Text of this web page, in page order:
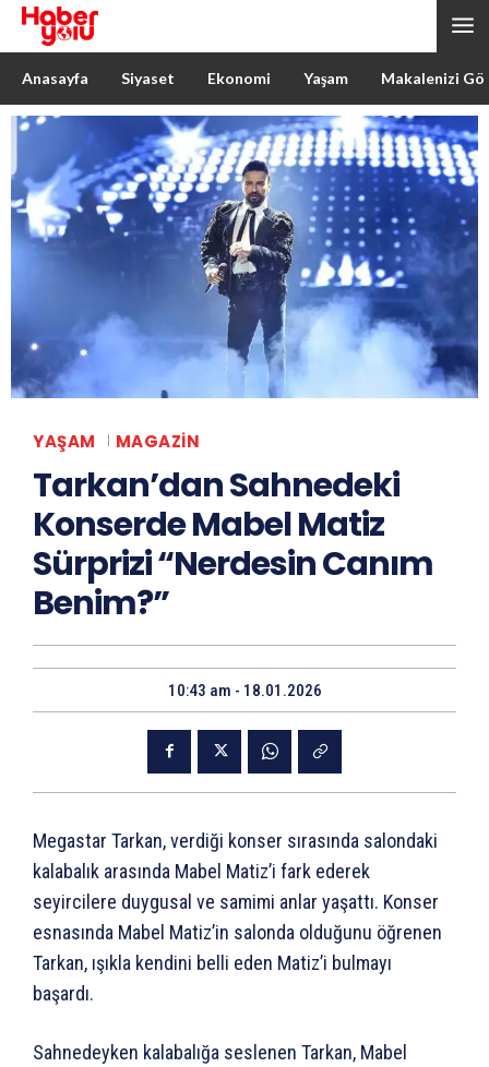
Anasayfa Siyaset Ekonomi Yaşam Makalenizi
YAŞAM MAGAZIN
Tarkan’dan Sahnedeki
Konserde Mabel Matiz
Sürprizi “Nerdesin Canım
Benim?”
10:43 am - 18.01.2026
Megastar Tarkan, verdiği konser sırasında salondaki
kalabalık arasında Mabel Matiz’i fark ederek
seyircilere duygusal ve samimi anlar yaşattı. Konser
esnasında Mabel Matiz’in salonda olduğunu öğrenen
Tarkan, ışıkla kendini belli eden Matiz’i bulmayı
başardı.
Sahnedeyken kalabalığa seslenen Tarkan, Mabel